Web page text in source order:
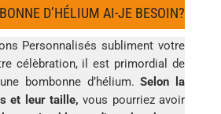
D’HÉLIUM AI-JE BESOIN?
Personnalisés subliment votre
célèbration, il est primordial de
bombonne d’hélium.Selon la
et leur taille, vous pourriez avoir